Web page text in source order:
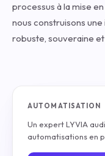
processus à la mise
nous construisons
robuste, souveraine
AUTOMATISATION
Un expert LYVIA
automatisations en